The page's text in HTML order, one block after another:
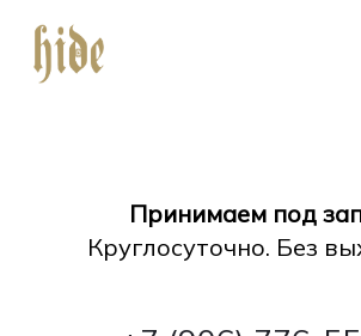
Принимаем под
Круглосуточно. Без